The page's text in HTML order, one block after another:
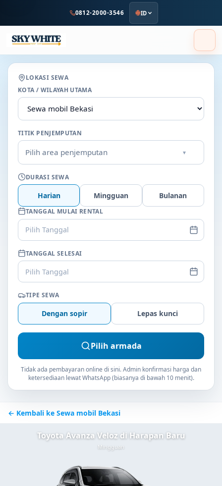
utama
0812-2000-3546 ID
LOKASI SEWA
KOTA / WILAYAH UTAMA
TITIK PENJEMPUTAN
Pilih area penjemputan ▾
DURASI SEWA
Harian Mingguan Bulanan
TANGGAL MULAI RENTAL
Pilih Tanggal
TANGGAL SELESAI
Pilih Tanggal
TIPE SEWA
Dengan sopir Lepas kunci
Pilih armada
Tidak ada pembayaran online di sini. Admin konfirmasi harga dan
ketersediaan lewat WhatsApp (biasanya di bawah 10 menit).
← Kembali ke Sewa mobil Bekasi
Toyota Avanza Veloz di Harapan Baru
Mingguan